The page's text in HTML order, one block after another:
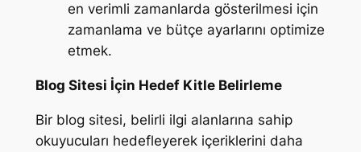
en verimli zamanlarda gösterilmesi için
zamanlama ve bütçe ayarlarını optimize
etmek.
Blog Sitesi İçin Hedef Kitle Belirleme
Bir blog sitesi, belirli ilgi alanlarına sahip
okuyucuları hedefleyerek içeriklerini daha